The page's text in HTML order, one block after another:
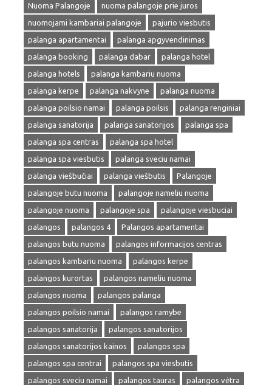
Nuoma Palangoje
nuoma palangoje prie juros
nuomojami kambariai palangoje
pajurio viesbutis
palanga apartamentai
palanga apgyvendinimas
palanga booking
palanga dabar
palanga hotel
palanga hotels
palanga kambariu nuoma
palanga kerpe
palanga nakvyne
palanga nuoma
palanga poilsio namai
palanga poilsis
palanga renginiai
palanga sanatorija
palanga sanatorijos
palanga spa
palanga spa centras
palanga spa hotel
palanga spa viesbutis
palanga sveciu namai
palanga viešbučiai
palanga viešbutis
Palangoje
palangoje butu nuoma
palangoje nameliu nuoma
palangoje nuoma
palangoje spa
palangoje viesbuciai
palangos
palangos 4
Palangos apartamentai
palangos butu nuoma
palangos informacijos centras
palangos kambariu nuoma
palangos kerpe
palangos kurortas
palangos nameliu nuoma
palangos nuoma
palangos palanga
palangos poilsio namai
palangos ramybe
palangos sanatorija
palangos sanatorijos
palangos sanatorijos kainos
palangos spa
palangos spa centrai
palangos spa viesbutis
palangos sveciu namai
palangos tauras
palangos vėtra